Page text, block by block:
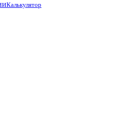
Калькулятор